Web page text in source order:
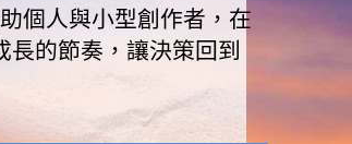
個人與小型創作者，在
的節奏，讓決策回到